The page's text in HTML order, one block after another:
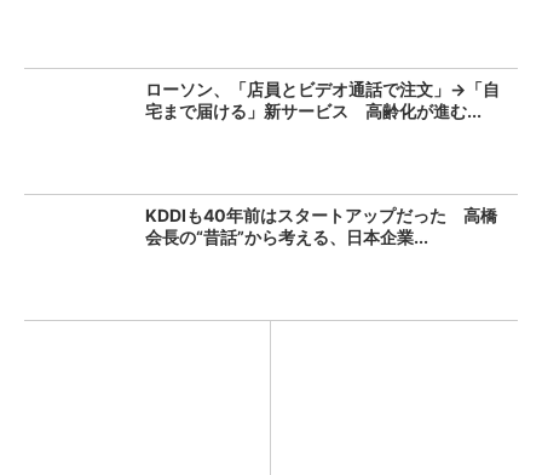
ローソン、「店員とビデオ通話で注文」→「自
宅まで届ける」新サービス 高齢化が進む...
KDDIも40年前はスタートアップだった 高橋
会長の“昔話”から考える、日本企業...